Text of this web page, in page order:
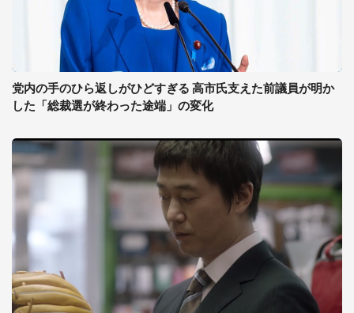
党内の手のひら返しがひどすぎる 高市氏支えた前議員が明か
した「総裁選が終わった途端」の変化